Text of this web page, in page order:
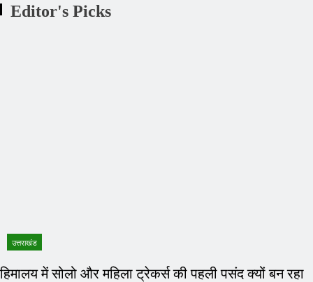
Editor's Picks
उत्तराखंड
हिमालय में सोलो और महिला ट्रेकर्स की पहली पसंद क्यों बन रहा